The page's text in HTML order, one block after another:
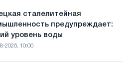
сталелитейная
предупреждает:
уровень воды
2026, 10:00